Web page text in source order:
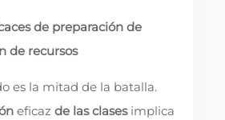
de preparación de
de recursos
es la mitad de la batalla.
eficazde las clasesimplica